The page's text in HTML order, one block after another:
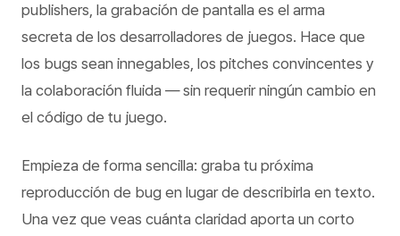
publishers, la grabación de pantalla es el arma
secreta de los desarrolladores de juegos. Hace que
los bugs sean innegables, los pitches convincentes y
la colaboración fluida — sin requerir ningún cambio en
el código de tu juego.
Empieza de forma sencilla: graba tu próxima
reproducción de bug en lugar de describirla en texto.
Una vez que veas cuánta claridad aporta un corto